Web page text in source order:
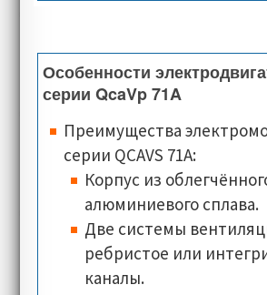
функциональных
мин
Номинальное
Номинальный ток:
Тип соединения:звезда,
Класс изоляции:F
Класс теплостойкости:
умолчанию), PTC, KTY84-
(опционально)
Типы монтажного
Классы защиты:
Особенности
серии QcaVp 71A
Преимущества
серии QCAVS 71A:
Корпус из
алюминиевого сплава.
Две системы
ребристое или
каналы.